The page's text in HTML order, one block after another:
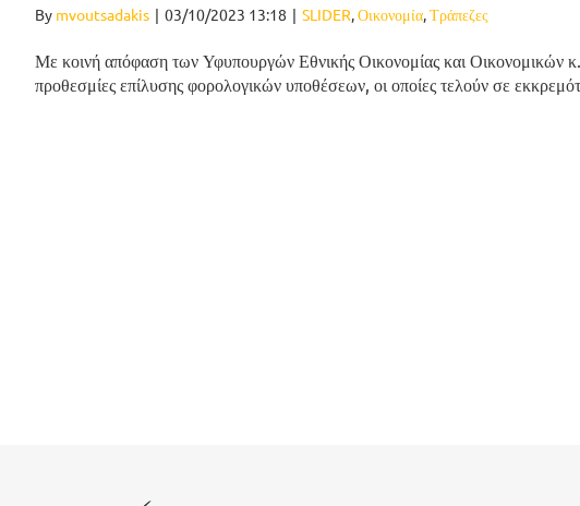
By mvoutsadakis | 03/10/2023 13:18 | SLIDER,Οικονομία,Τράπεζες
Με κοινή απόφαση των Υφυπουργών Εθνικής Οικονομίας και Οικονομικών
προθεσμίες επίλυσης φορολογικών υποθέσεων, οι οποίες τελούν σε